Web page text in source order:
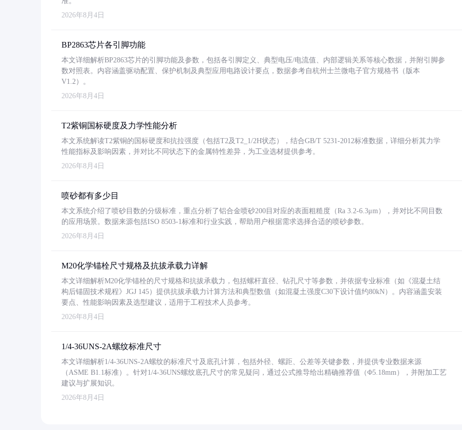
2026年8月4日
BP2863芯片各引脚功能
本文详细解析BP2863芯片的引脚功能及参数，包括各引脚定义、典型电压/电流值、内部逻辑关系等核心数据，并附引脚参
数对照表。内容涵盖驱动配置、保护机制及典型应用电路设计要点，数据参考自杭州士兰微电子官方规格书（版本
V1.2）。
2026年8月4日
T2紫铜国标硬度及力学性能分析
本文系统解读T2紫铜的国标硬度和抗拉强度（包括T2及T2_1/2H状态），结合GB/T 5231-2012标准数据，详细分析其力学
性能指标及影响因素，并对比不同状态下的金属特性差异，为工业选材提供参考。
2026年8月4日
喷砂都有多少目
本文系统介绍了喷砂目数的分级标准，重点分析了铝合金喷砂200目对应的表面粗糙度（Ra 3.2-6.3μm），并对比不同目数
的应用场景。数据来源包括ISO 8503-1标准和行业实践，帮助用户根据需求选择合适的喷砂参数。
2026年8月4日
M20化学锚栓尺寸规格及抗拔承载力详解
本文详细解析M20化学锚栓的尺寸规格和抗拔承载力，包括螺杆直径、钻孔尺寸等参数，并依据专业标准（如《混凝土结
构后锚固技术规程》JGJ 145）提供抗拔承载力计算方法和典型数值（如混凝土强度C30下设计值约80kN）。内容涵盖安装
要点、性能影响因素及选型建议，适用于工程技术人员参考。
2026年8月4日
1/4-36UNS-2A螺纹标准尺寸
本文详细解析1/4-36UNS-2A螺纹的标准尺寸及底孔计算，包括外径、螺距、公差等关键参数，并提供专业数据来源
（ASME B1.1标准）。针对1/4-36UNS螺纹底孔尺寸的常见疑问，通过公式推导给出精确推荐值（Φ5.18mm），并附加工艺
建议与扩展知识。
2026年8月4日